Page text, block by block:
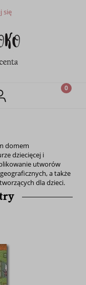
się
domem
dziecięcej i
utworów
a także
dla dzieci.